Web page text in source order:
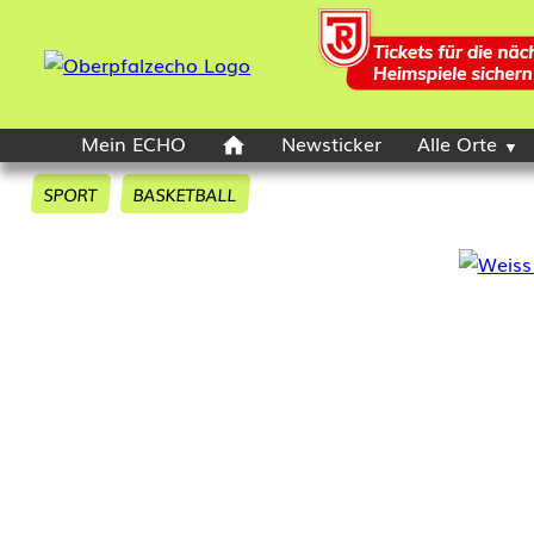
Mein ECHO Newsticker Alle Orte
SPORT BASKETBALL